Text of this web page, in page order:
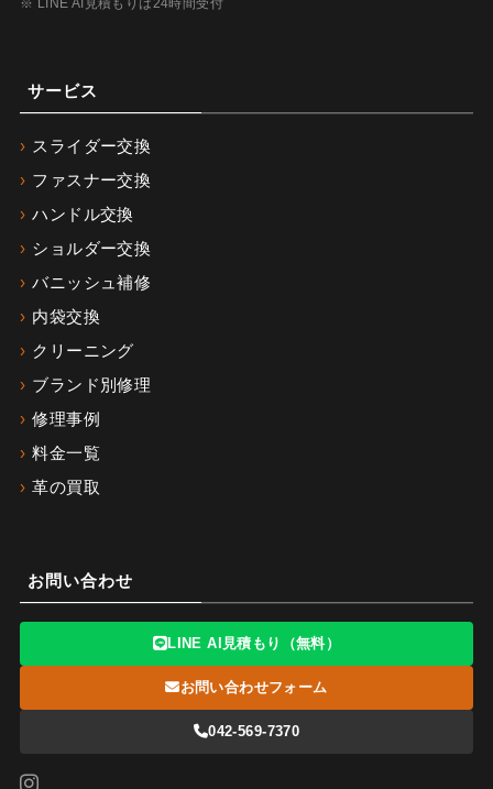
サービス
スライダー交換
ファスナー交換
ハンドル交換
ショルダー交換
バニッシュ補修
内袋交換
クリーニング
ブランド別修理
修理事例
料金一覧
革の買取
お問い合わせ
LINE AI見積もり（無料）
お問い合わせフォーム
042-569-7370